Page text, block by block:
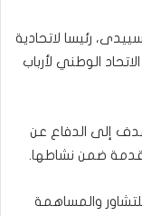
رئيسا لاتحادية
الوطني لأرباب
إلى الدفاع عن
ضمن نشاطها.
والمساهمة